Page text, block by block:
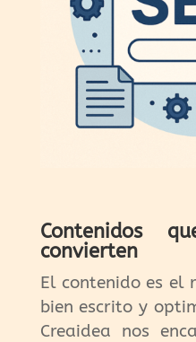
Contenidos
convierten
El contenido es el
bien escrito y
Creaidea nos